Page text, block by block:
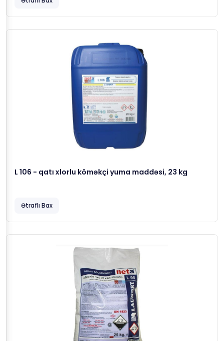
L 106 - qatı xlorlu köməkçi yuma maddəsi, 23 kg
Ətraflı Bax